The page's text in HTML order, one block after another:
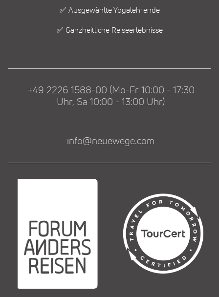
✅ Ausgewählte Yogalehrende
✅ Ganzheitliche Reiseerlebnisse
+49 2226 1588-00 (Mo-Fr 10:00 - 17:30
Uhr, Sa 10:00 - 13:00 Uhr)
info@neuewege.com